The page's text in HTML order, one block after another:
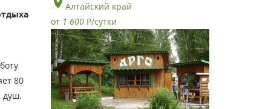
80
душ.
Алтайский край
от 1 600 Р/сутки